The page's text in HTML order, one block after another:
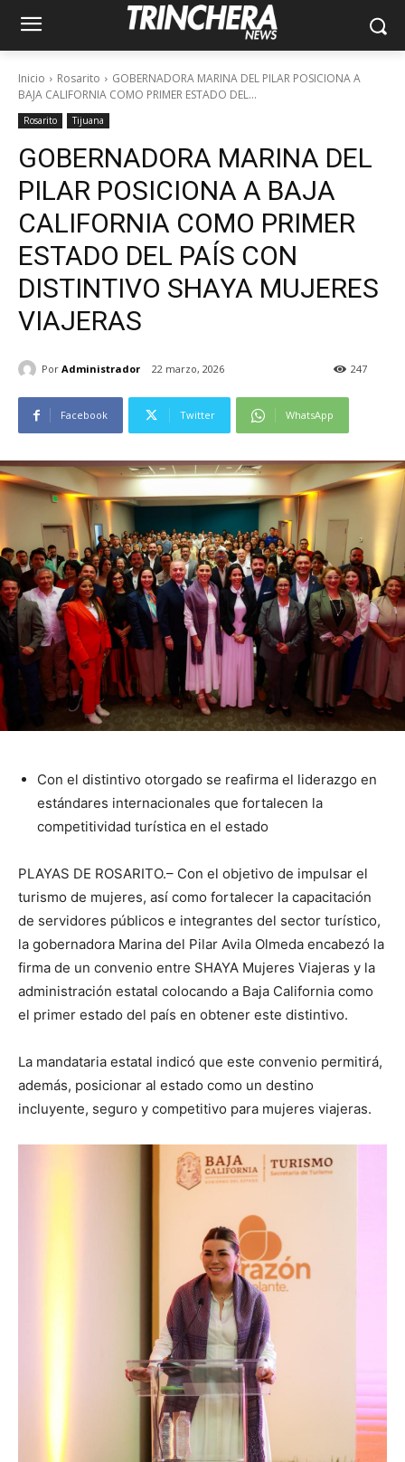
Inicio Rosarito
GOBERNADORA MARINA DEL PILAR POSICIONA A
BAJA CALIFORNIA COMO PRIMER ESTADO DEL...
Rosarito Tijuana
GOBERNADORA MARINA DEL
PILAR POSICIONA A BAJA
CALIFORNIA COMO PRIMER
ESTADO DEL PAÍS CON
DISTINTIVO SHAYA MUJERES
VIAJERAS
Por Administrador 22 marzo, 2026 247
Facebook Twitter WhatsApp
Con el distintivo otorgado se reafirma el liderazgo en
estándares internacionales que fortalecen la
competitividad turística en el estado
PLAYAS DE ROSARITO.– Con el objetivo de impulsar el
turismo de mujeres, así como fortalecer la capacitación
de servidores públicos e integrantes del sector turístico,
la gobernadora Marina del Pilar Avila Olmeda encabezó la
firma de un convenio entre SHAYA Mujeres Viajeras y la
administración estatal colocando a Baja California como
el primer estado del país en obtener este distintivo.
La mandataria estatal indicó que este convenio permitirá,
además, posicionar al estado como un destino
incluyente, seguro y competitivo para mujeres viajeras.